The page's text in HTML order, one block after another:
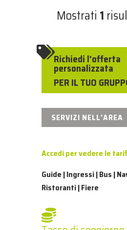
Mostrati 1
Richiedi l'offerta
personalizzata
PER IL TUO
SERVIZI NELL'AREA
Accedi per vedere le
Guide | Ingressi | Bus |
Ristoranti | Fiere